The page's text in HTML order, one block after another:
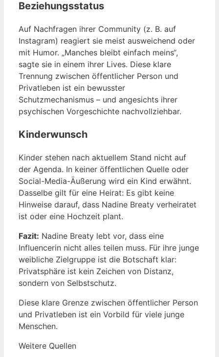
Beziehungsstatus
Auf Nachfragen ihrer Community (z. B. auf
Instagram) reagiert sie meist ausweichend oder
mit Humor. „Manches bleibt einfach meins“,
sagte sie in einem ihrer Lives. Diese klare
Trennung zwischen öffentlicher Person und
Privatleben ist ein bewusster
Schutzmechanismus – und angesichts ihrer
psychischen Vorgeschichte nachvollziehbar.
Kinderwunsch
Kinder stehen nach aktuellem Stand nicht auf
der Agenda. In keiner öffentlichen Quelle oder
Social-Media-Äußerung wird ein Kind erwähnt.
Dasselbe gilt für eine Heirat: Es gibt keine
Hinweise darauf, dass Nadine Breaty verheiratet
ist oder eine Hochzeit plant.
Fazit: Nadine Breaty lebt vor, dass eine
Influencerin nicht alles teilen muss. Für ihre junge
weibliche Zielgruppe ist die Botschaft klar:
Privatsphäre ist kein Zeichen von Distanz,
sondern von Selbstschutz.
Diese klare Grenze zwischen öffentlicher Person
und Privatleben ist ein Vorbild für viele junge
Menschen.
Weitere Quellen